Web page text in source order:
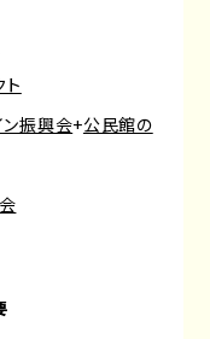
振興会+公民館の